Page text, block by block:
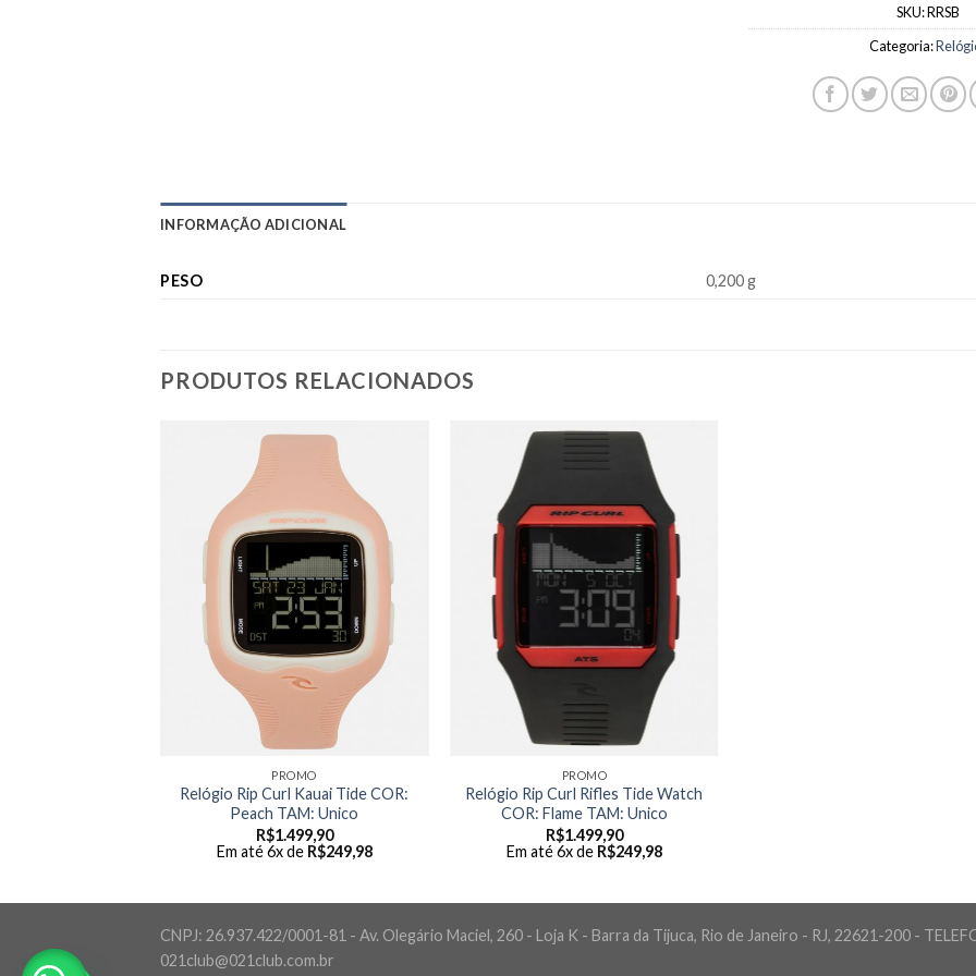
SKU:RRSB
Categoria:
INFORMAÇÃO ADICIONAL
PESO 0,200 g
PRODUTOS RELACIONADOS
PROMO
Relógio Rip Curl Kauai Tide COR:
Peach TAM: Unico
R$1.499,90
Em até 6x de R$249,98
PROMO
Relógio Rip Curl Rifles Tide Watch
COR: Flame TAM: Unico
R$1.499,90
Em até 6x de R$249,98
CNPJ: 26.937.422/0001-81 - Av. Olegário Maciel, 260 - Loja K - Barra da Tijuca, Rio de Janeiro - RJ, 22621-200 -
021club@021club.com.br